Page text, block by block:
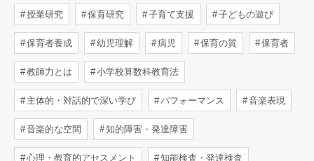
授業研究 保育研究 子育て支援 子どもの遊び
保育者養成 幼児理解 病児 保育の質 保育者
教師力とは 小学校算数科教育法
主体的・対話的で深い学び パフォーマンス 音楽表現
音楽的な空間 知的障害・発達障害
心理・教育的アセスメント 知能検査・発達検査